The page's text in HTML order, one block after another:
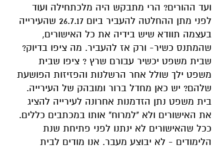
ועד ההורים? הרי מתבקש היה מלכתחילה ועוד
לפני מתן ההחלטה להעביר ביום 26.7.17 שהעירייה
בעצמה תוודא שיש בידיה את כל האישורים,
שהמתנס כשיר- ורק אז להעביר. מה ציפו בדיוק?
שבית משפט יכשיר עבורם שרץ ? ציפו שבית
משפט ילך שולל אחר הרשלנות והפזיזות הפושעת
שלהם? יש כאן מחדל ברור ומובהק של העירייה.
בית משפט נתן הזדמנות אחרונה לעירייה להציג
את האישורים ולא "למרוח" אותו במכתבים כללים.
ככל שהאישורים לא ינתנו לפני פתיחת שנת
הלימודים - לא יבוצע מעבר. אנו מודים לבית